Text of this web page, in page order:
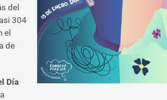
del
304
el
de
Día